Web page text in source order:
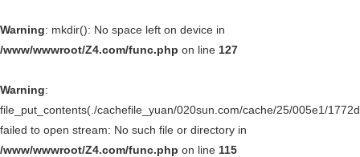
Warning: mkdir(): No space left on device in
/www/wwwroot/Z4.com/func.php on line 127
Warning:
file_put_contents(./cachefile_yuan/020sun.com/cache/25/005e1/
failed to open stream: No such file or directory in
/www/wwwroot/Z4.com/func.php on line 115